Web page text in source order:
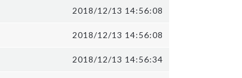
2018/12/13 14:56:08
2018/12/13 14:56:08
2018/12/13 14:56:34